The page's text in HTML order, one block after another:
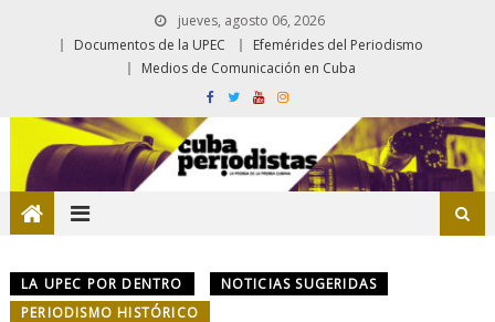
jueves, agosto 06, 2026
Documentos de la UPEC
Efemérides del Periodismo
Medios de Comunicación en Cuba
LA UPEC POR DENTRO
NOTICIAS SUGERIDAS
PERIODISMO HISTÓRICO